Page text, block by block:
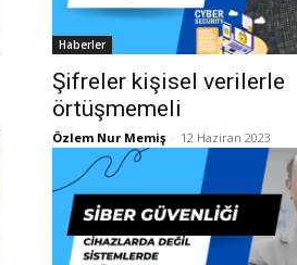
Haberler
Şifreler kişisel verilerle
örtüşmemeli
Özlem Nur Memiş - 12 Haziran 2023